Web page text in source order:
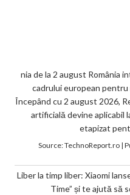
nia de la 2 august România
cadrului european
Începând cu 2 august 2026,
artificială devine aplicabil
etapizat
Source:TechnoReport.ro|
Liber la timp liber: Xiaomi
Time” și te ajută să